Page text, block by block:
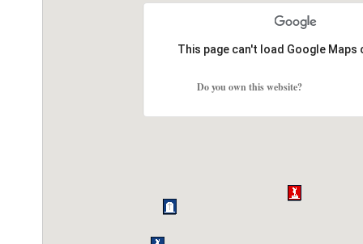
This page can't load Google
Do you own this website?